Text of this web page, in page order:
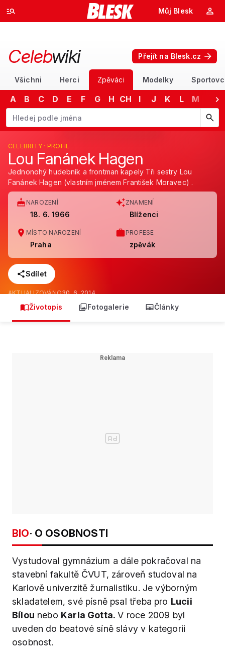
Můj Blesk
Celebwiki Přejít na Blesk.cz
Všichni Herci Zpěváci Modelky
A B C D E F G H CH I J K L M
Začněte psát jméno. Šipkami dolů a nahoru procházejte návrhy,
CELEBRITY · PROFIL
Lou Fanánek Hagen
Jednonohý hudebník a frontman kapely Tři sestry Lou
Fanánek Hagen (vlastním jménem František Moravec) .
NAROZENÍ
18. 6. 1966
ZNAMENÍ
Blíženci
MÍSTO NAROZENÍ
Praha
PROFESE
zpěvák
Sdílet
AKTUALIZOVÁNO30. 6. 2014
Životopis Fotogalerie Články
BIO· O OSOBNOSTI
Vystudoval gymnázium a dále pokračoval na
stavební fakultě ČVUT, zároveň studoval na
Karlově univerzitě žurnalistiku. Je výborným
skladatelem, své písně psal třeba pro Lucii
Bílou nebo Karla Gotta.V roce 2009 byl
uveden do beatové síně slávy v kategorii
osobnost.